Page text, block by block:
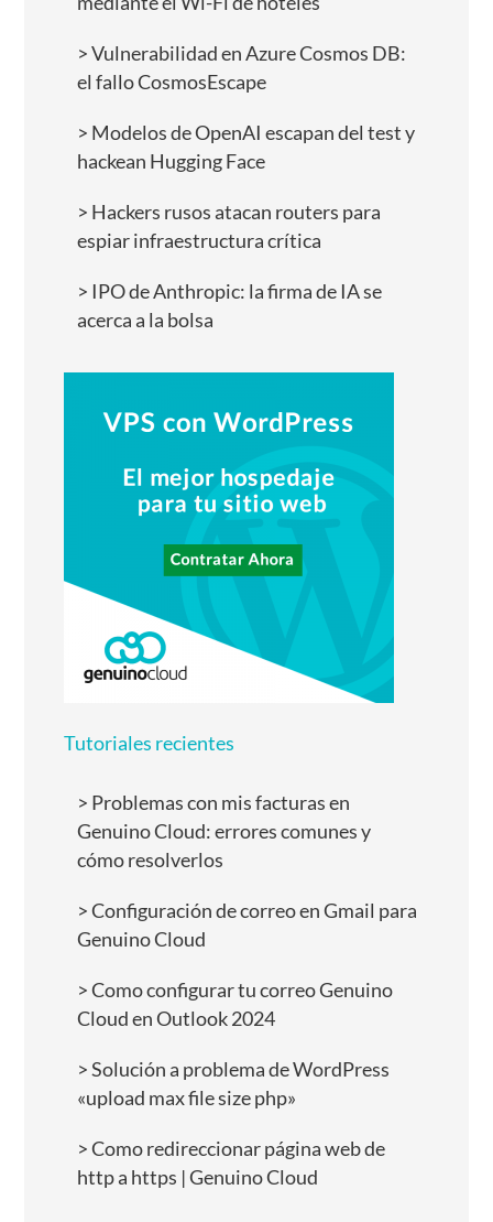
Vulnerabilidad en Azure Cosmos DB:
el fallo CosmosEscape
Modelos de OpenAI escapan del test y
hackean Hugging Face
Hackers rusos atacan routers para
espiar infraestructura crítica
IPO de Anthropic: la firma de IA se
acerca a la bolsa
Tutoriales recientes
Problemas con mis facturas en
Genuino Cloud: errores comunes y
cómo resolverlos
Configuración de correo en Gmail para
Genuino Cloud
Como configurar tu correo Genuino
Cloud en Outlook 2024
Solución a problema de WordPress
«upload max file size php»
Como redireccionar página web de
http a https | Genuino Cloud